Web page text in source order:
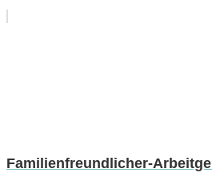
Familienfreundlicher-